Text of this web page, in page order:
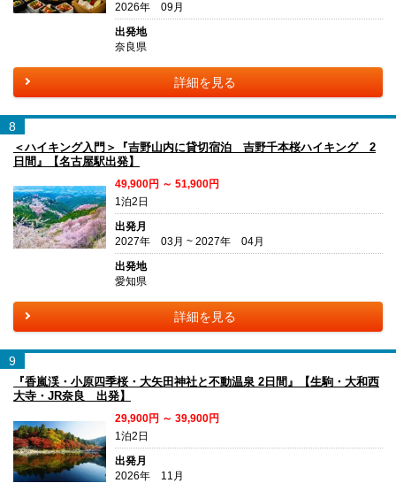
2026年 09月
出発地
奈良県
詳細を見る
8
＜ハイキング入門＞『吉野山内に貸切宿泊 吉野千本桜ハイキング 2
日間』【名古屋駅出発】
49,900円 ～ 51,900円
1泊2日
出発月
2027年 03月 ~ 2027年 04月
出発地
愛知県
詳細を見る
9
『香嵐渓・小原四季桜・大矢田神社と不動温泉 2日間』【生駒・大和西
大寺・JR奈良 出発】
29,900円 ～ 39,900円
1泊2日
出発月
2026年 11月